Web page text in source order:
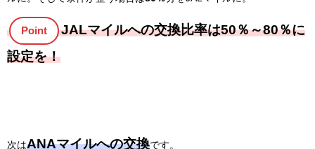
Point JALマイルへの交換比率は50％～80％に
設定を！
次はANAマイルへの交換です。